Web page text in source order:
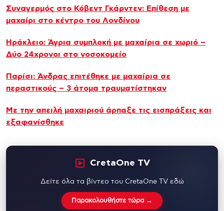
Συναγερμός στο Κόβεντ Γκάρντεν: Επίθεση με
μαχαίρι στο κέντρο του Λονδίνου
Ηράκλειο: Άγρια συμπλοκή με μαχαίρια σε χωριό –
Δύο 24χρονοι στο νοσοκομείο
Παρίσι: Άνδρας επιτέθηκε με μαχαίρια σε
περαστικούς – 3 άτομα τραυματίστηκαν
Με την απειλή μαχαιριού άρπαξε τις εισπράξεις και
εξαφανίσθηκε
CretaOne TV
Δείτε όλα τα βίντεο του CretaOne TV εδώ
Παρακολουθήστε τώρα →